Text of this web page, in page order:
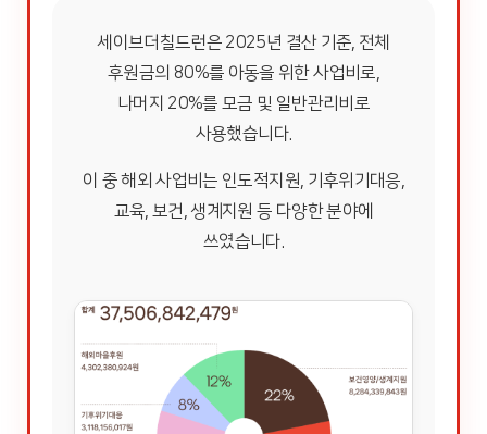
세이브더칠드런은 2025년 결산 기준, 전체
후원금의 80%를 아동을 위한 사업비로,
나머지 20%를 모금 및 일반관리비로
사용했습니다.
이 중 해외 사업비는 인도적지원, 기후위기대응,
교육, 보건, 생계지원 등 다양한 분야에
쓰였습니다.